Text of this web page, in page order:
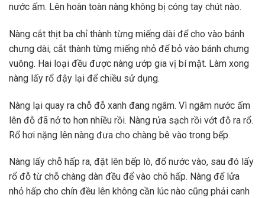
nước ấm. Lên hoàn toàn nàng không bị cóng tay chút nào.
Nàng cắt thịt ba chỉ thành từng miếng dài để cho vào bánh
chưng dài, cắt thành từng miếng nhỏ để bỏ vào bánh chưng
vuông. Hai loại đều được nàng ướp gia vị bí mật. Làm xong
nàng lấy rổ đậy lại để chiều sử dụng.
Nàng lại quay ra chỗ đỗ xanh đang ngâm. Vì ngâm nước ấm
lên đỗ đã nở to hơn nhiều rồi. Nàng rửa sạch rồi vớt đỗ ra rổ.
Rổ hơi nặng lên nàng đưa cho chàng bê vào trong bếp.
Nàng lấy chỗ hấp ra, đặt lên bếp lò, đổ nước vào, sau đó lấy
rổ đỗ từ chỗ chàng dàn đều để vào chõ hấp. Nàng để lửa
nhỏ hấp cho chín đều lên không cần lúc nào cũng phải canh